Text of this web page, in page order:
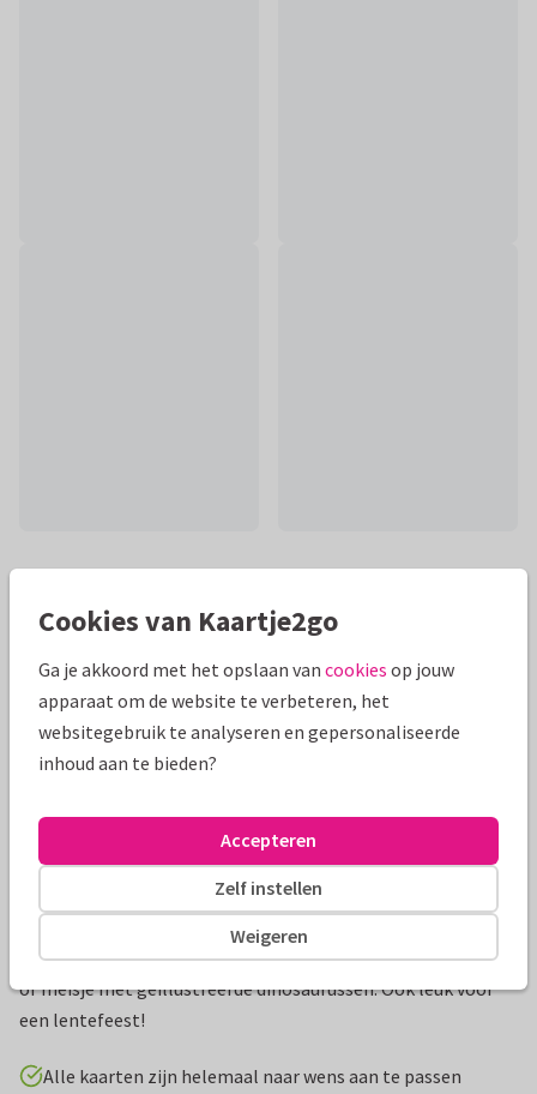
Productinformatie
Een vrolijk en feestelijk uitnodigingskaartje voor een jongen
of meisje met geïllustreerde dinosaurussen. Ook leuk voor
een lentefeest!
Alle kaarten zijn helemaal naar wens aan te passen
Cookies van Kaartje2go
Ga je akkoord met het opslaan van cookies op jouw
apparaat om de website te verbeteren, het
websitegebruik te analyseren en gepersonaliseerde
inhoud aan te bieden?
Weigeren
Zelf instellen
Accepteren